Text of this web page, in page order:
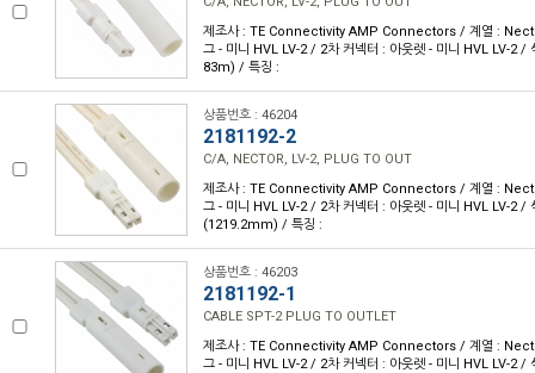
제조사 : TE Connectivity AMP Connectors / 계열 :
그 - 미니 HVL LV-2 / 2차 커넥터 : 아웃렛 - 미니 HVL LV-2 /
83m) / 특징 :
상품번호 : 46204
2181192-2
C/A, NECTOR, LV-2, PLUG TO OUT
제조사 : TE Connectivity AMP Connectors / 계열 :
그 - 미니 HVL LV-2 / 2차 커넥터 : 아웃렛 - 미니 HVL LV-2 /
(1219.2mm) / 특징 :
상품번호 : 46203
2181192-1
CABLE SPT-2 PLUG TO OUTLET
제조사 : TE Connectivity AMP Connectors / 계열 :
그 - 미니 HVL LV-2 / 2차 커넥터 : 아웃렛 - 미니 HVL LV-2 /